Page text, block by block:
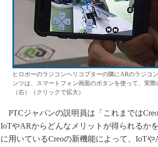
ヒロボーのラジコンヘリコプターの隣にARのラジコ
ンツは、スマートフォン画面のボタンを使って、実
（右）（クリックで拡大）
PTCジャパンの説明員は「これまでは
IoTやARからどんなメリットが得られるか
に用いているCreoの新機能によって、IoT